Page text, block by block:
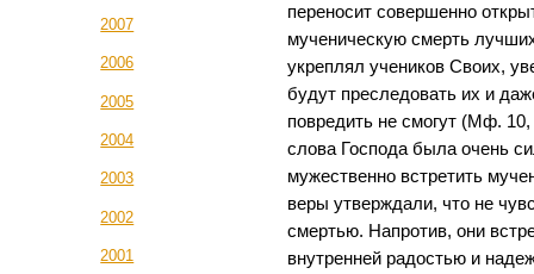
2007
2006
2005
2004
2003
2002
2001
переносит совершенно
мученическую смерть
укреплял учеников Своих,
будут преследовать их и
повредить не смогут (Мф.
слова Господа была очень
мужественно встретить
веры утверждали, что не
смертью. Напротив, они
внутренней радостью и